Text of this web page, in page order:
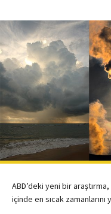
ABD’deki yeni bir
içinde en sıcak zamanlarını